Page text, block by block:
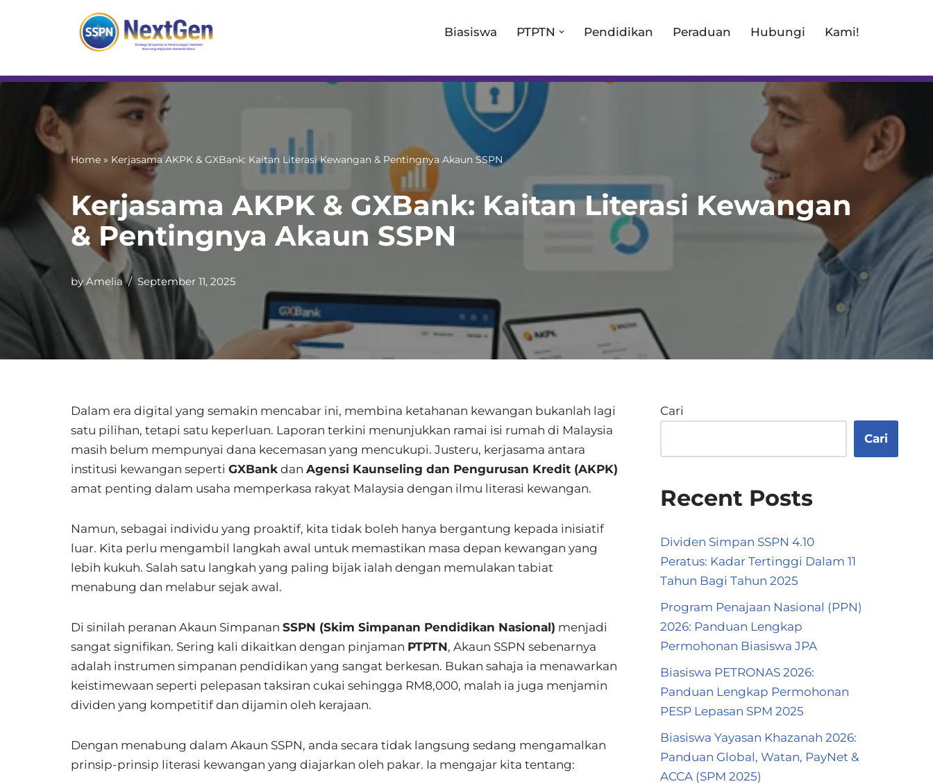
content
Biasiswa PTPTN Pendidikan Peraduan Hubungi Kami!
Home » Kerjasama AKPK & GXBank: Kaitan Literasi Kewangan & Pentingnya Akaun SSPN
Kerjasama AKPK & GXBank: Kaitan Literasi Kewangan
& Pentingnya Akaun SSPN
by Amelia September 11, 2025
Dalam era digital yang semakin mencabar ini, membina ketahanan kewangan bukanlah lagi
satu pilihan, tetapi satu keperluan. Laporan terkini menunjukkan ramai isi rumah di Malaysia
masih belum mempunyai dana kecemasan yang mencukupi. Justeru, kerjasama antara
institusi kewangan seperti GXBank dan Agensi Kaunseling dan Pengurusan Kredit (AKPK)
amat penting dalam usaha memperkasa rakyat Malaysia dengan ilmu literasi kewangan.
Namun, sebagai individu yang proaktif, kita tidak boleh hanya bergantung kepada inisiatif
luar. Kita perlu mengambil langkah awal untuk memastikan masa depan kewangan yang
lebih kukuh. Salah satu langkah yang paling bijak ialah dengan memulakan tabiat
menabung dan melabur sejak awal.
Di sinilah peranan Akaun Simpanan SSPN (Skim Simpanan Pendidikan Nasional) menjadi
sangat signifikan. Sering kali dikaitkan dengan pinjaman PTPTN, Akaun SSPN sebenarnya
adalah instrumen simpanan pendidikan yang sangat berkesan. Bukan sahaja ia menawarkan
keistimewaan seperti pelepasan taksiran cukai sehingga RM8,000, malah ia juga menjamin
dividen yang kompetitif dan dijamin oleh kerajaan.
Dengan menabung dalam Akaun SSPN, anda secara tidak langsung sedang mengamalkan
prinsip-prinsip literasi kewangan yang diajarkan oleh pakar. Ia mengajar kita tentang:
Cari
Cari
Recent Posts
Dividen Simpan SSPN 4.10
Peratus: Kadar Tertinggi Dalam 11
Tahun Bagi Tahun 2025
Program Penajaan Nasional (PPN)
2026: Panduan Lengkap
Permohonan Biasiswa JPA
Biasiswa PETRONAS 2026:
Panduan Lengkap Permohonan
PESP Lepasan SPM 2025
Biasiswa Yayasan Khazanah 2026:
Panduan Global, Watan, PayNet &
ACCA (SPM 2025)